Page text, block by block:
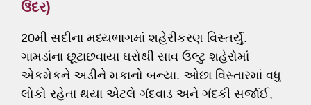
ઉંદર)
20મી સદીના મધ્યભાગમાં શહેરીકરણ વિસ્તર્યું.
ગામડાંના છૂટાછવાયા ઘરોથી સાવ ઉલ્ટુ શહેરોમાં
એકમેકને અડીને મકાનો બન્યા. ઓછા વિસ્તારમાં વધુ
લોકો રહેતા થયા એટલે ગંદવાડ અને ગંદકી સર્જાઈ,